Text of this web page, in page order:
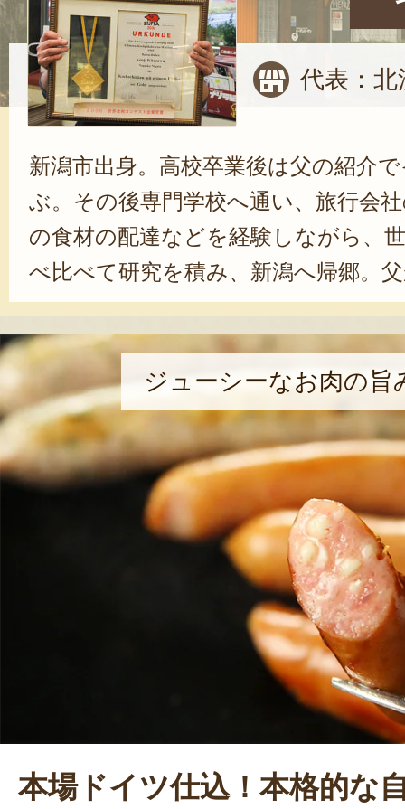
代表：北
新潟市出身。高校卒業後は父の紹介
ぶ。その後専門学校へ通い、旅行会
の食材の配達などを経験しながら、
べ比べて研究を積み、新潟へ帰郷。
るバーデン・バーデンに入り、より
くるための研究を重ねてきた。気を
苦労して開発した新商品の反応が良
がいを感じるという。レストラン経
けている北沢さんだが、今後はデリ
する加工品に力を入れ、全国の方に
セージを味わってもらうと同時に、
や商品にかける思いを受け継いでも
ジューシーなお肉の
本場ドイツ仕込！本格的な